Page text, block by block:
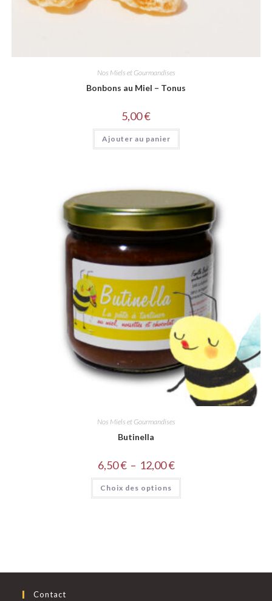
Nos Miels et Gourmandises
Bonbons au Miel – Tonus
5,00€
Ajouter au panier
Nos Miels et Gourmandises
Butinella
6,50€ – 12,00€
Choix des options
Contact